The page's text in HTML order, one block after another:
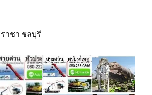
าชา ชลบุรี